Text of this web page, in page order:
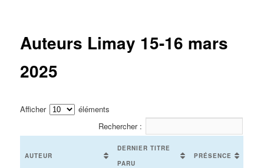
Auteurs Limay 15-16 mars
2025
Afficher
éléments
Rechercher :
AUTEUR
DERNIER TITRE
PARU
PRÉSENCE